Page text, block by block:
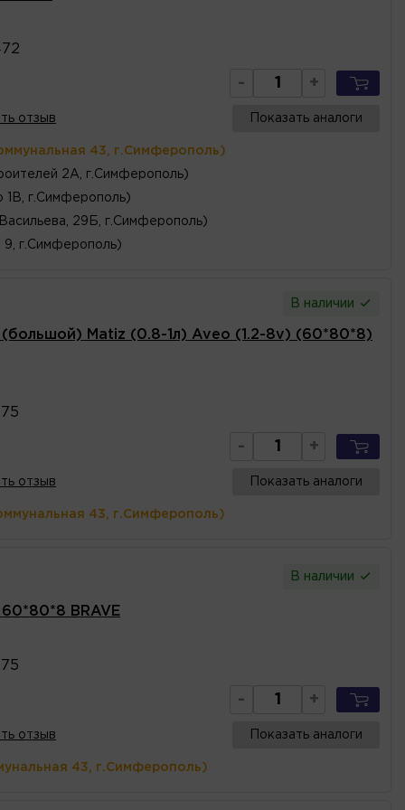
- +
отзыв Показать аналоги
43, г.Симферополь)
2А, г.Симферополь)
1В, г.Симферополь)
29Б, г.Симферополь)
9, г.Симферополь)
В наличии
(большой) Matiz (0.8-1л) Aveo (1.2-8v) (60*80*8)
- +
отзыв Показать аналоги
43, г.Симферополь)
В наличии
BRAVE
- +
отзыв Показать аналоги
43, г.Симферополь)